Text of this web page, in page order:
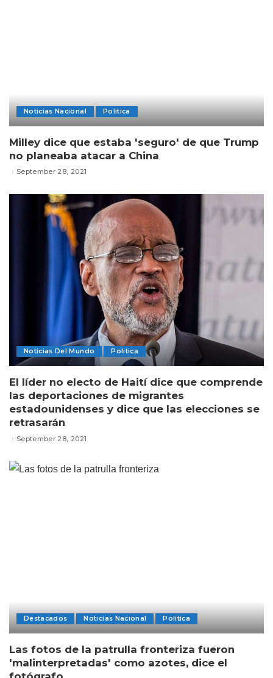
Noticias Nacional Politica
Milley dice que estaba 'seguro' de que Trump
no planeaba atacar a China
September 28, 2021
Noticias Del Mundo Politica
El líder no electo de Haití dice que comprende
las deportaciones de migrantes
estadounidenses y dice que las elecciones se
retrasarán
September 28, 2021
Destacados Noticias Nacional Politica
Las fotos de la patrulla fronteriza fueron
'malinterpretadas' como azotes, dice el